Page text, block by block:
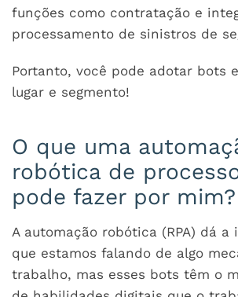
funções como contratação e
processamento de sinistros de
Portanto, você pode adotar bots
lugar e segmento!
O que uma
robótica de
pode fazer por mim?
A automação robótica (RPA) dá a
que estamos falando de algo
trabalho, mas esses bots têm o